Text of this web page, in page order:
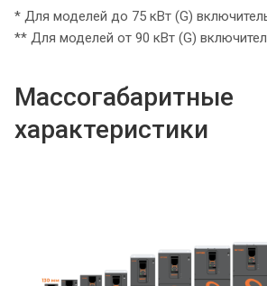
* Для моделей до 75 кВт (G)
** Для моделей от 90 кВт (G)
Массогабаритные
характеристики